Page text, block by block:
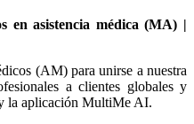
en asistencia médica (MA) |
(AM) para unirse a nuestra
a clientes globales y
la aplicación MultiMe AI.